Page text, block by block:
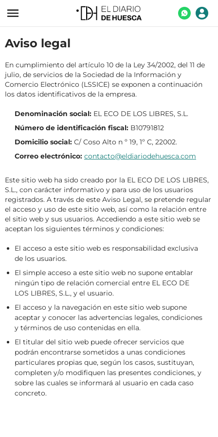
TECNOLOGÍA
TURISMO
AGROALIMENTACIÓN
DEPORTES
CULTURA
OPINIÓN
GALERÍAS
VÍDEOS
FIESTAS EN EL ALTO ARAGÓN
FIESTAS DE SAN LORENZO
AGENDA
CARTELERA
FARMACIAS
HORÓSCOPO
ESQUELAS
CLUB DEL AMIGO MILITANTE
Aviso legal
En cumplimiento del artículo 10 de la Ley 34/2002, del 11 de
julio, de servicios de la Sociedad de la Información y
Comercio Electrónico (LSSICE) se exponen a continuación
los datos identificativos de la empresa.
Denominación social: EL ECO DE LOS LIBRES, S.L.
Número de identificación fiscal: B10791812
Domicilio social: C/ Coso Alto n º 19, 1º C, 22002.
Correo electrónico: contacto@eldiariodehuesca.com
Este sitio web ha sido creado por la EL ECO DE LOS LIBRES,
S.L., con carácter informativo y para uso de los usuarios
registrados. A través de este Aviso Legal, se pretende regular
el acceso y uso de este sitio web, así como la relación entre
el sitio web y sus usuarios. Accediendo a este sitio web se
aceptan los siguientes términos y condiciones:
El acceso a este sitio web es responsabilidad exclusiva
de los usuarios.
El simple acceso a este sitio web no supone entablar
ningún tipo de relación comercial entre EL ECO DE
LOS LIBRES, S.L., y el usuario.
El acceso y la navegación en este sitio web supone
aceptar y conocer las advertencias legales, condiciones
y términos de uso contenidas en ella.
El titular del sitio web puede ofrecer servicios que
podrán encontrarse sometidos a unas condiciones
particulares propias que, según los casos, sustituyan,
completen y/o modifiquen las presentes condiciones, y
sobre las cuales se informará al usuario en cada caso
concreto.